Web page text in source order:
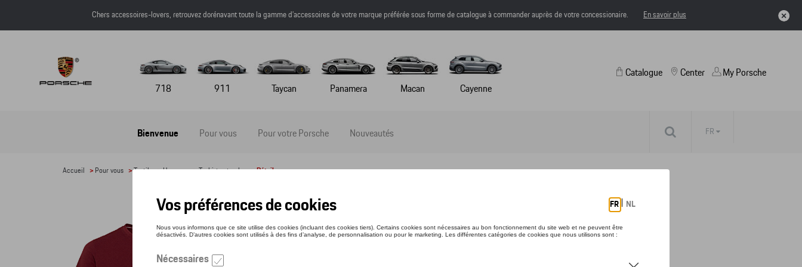
Chers accessoires-lovers, retrouvez dorénavant toute la gamme d’accessoires de votre marque préférée sous forme de catalogue à commander auprès de votre concessionaire. En savoir plus
718 911 Taycan Panamera Macan Cayenne
Catalogue
Bienvenue Pour vous Pour votre Porsche Nouveautés
Center My Porsche
FR
Accueil > Pour vous >Textile >Hommes >T-shirts et polos > Détail
T-SHIRT CREST - ESSENTIAL - 3XL
Référence: WAP6713XL0PESS